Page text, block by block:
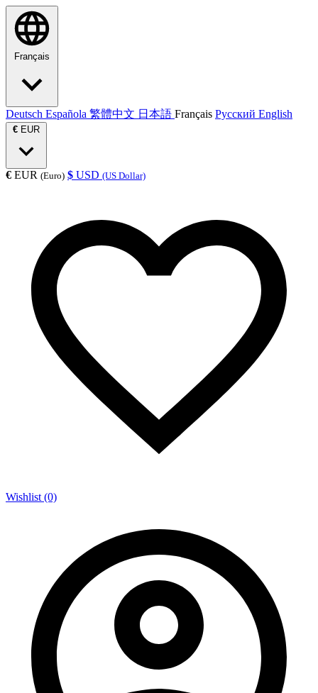
Français
Deutsch Española 繁體中文 日本語 Français Русский English
€ EUR
€ EUR (Euro) $ USD (US Dollar)
Wishlist (0)